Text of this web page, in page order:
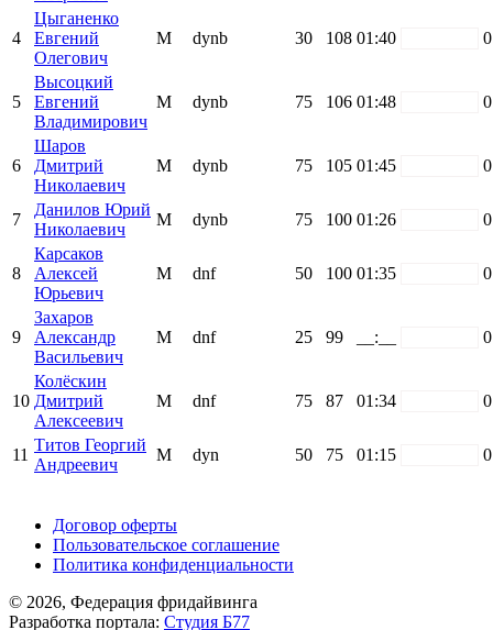
4
Цыганенко
Евгений
Олегович
М dynb 30 108 01:40 0
5
Высоцкий
Евгений
Владимирович
М dynb 75 106 01:48 0
6
Шаров
Дмитрий
Николаевич
М dynb 75 105 01:45 0
7
Данилов Юрий
Николаевич
М dynb 75 100 01:26 0
8
Карсаков
Алексей
Юрьевич
М dnf 50 100 01:35 0
9
Захаров
Александр
Васильевич
М dnf 25 99 __:__ 0
10
Колёскин
Дмитрий
Алексеевич
М dnf 75 87 01:34 0
11
Титов Георгий
Андреевич
М dyn 50 75 01:15
0
Договор оферты
Пользовательское соглашение
Политика конфиденциальности
© 2026, Федерация фридайвинга
Разработка портала: Студия Б77